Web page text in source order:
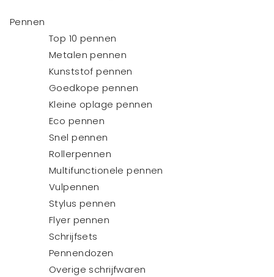
Pennen
Top 10 pennen
Metalen pennen
Kunststof pennen
Goedkope pennen
Kleine oplage pennen
Eco pennen
Snel pennen
Rollerpennen
Multifunctionele pennen
Vulpennen
Stylus pennen
Flyer pennen
Schrijfsets
Pennendozen
Overige schrijfwaren